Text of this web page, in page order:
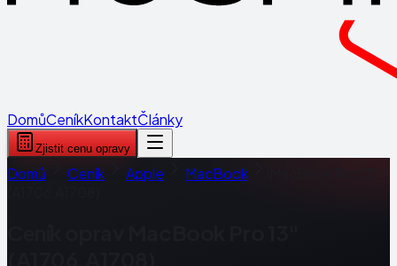
DomůCeníkKontaktČlánky
Zjistit cenu opravy
Domů Ceník Apple MacBook